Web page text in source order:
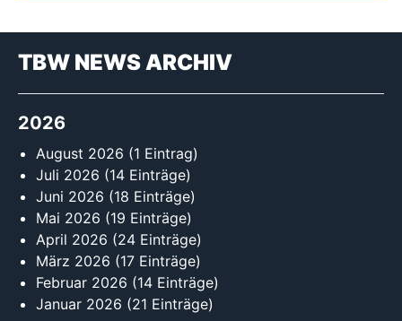
TBW NEWS ARCHIV
2026
August 2026 (1 Eintrag)
Juli 2026 (14 Einträge)
Juni 2026 (18 Einträge)
Mai 2026 (19 Einträge)
April 2026 (24 Einträge)
März 2026 (17 Einträge)
Februar 2026 (14 Einträge)
Januar 2026 (21 Einträge)